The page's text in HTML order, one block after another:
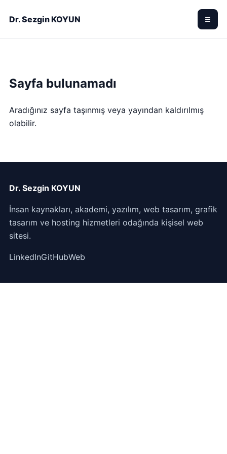
Dr. Sezgin KOYUN ☰
Sayfa bulunamadı
Aradığınız sayfa taşınmış veya yayından kaldırılmış
olabilir.
Dr. Sezgin KOYUN
İnsan kaynakları, akademi, yazılım, web tasarım, grafik
tasarım ve hosting hizmetleri odağında kişisel web
sitesi.
LinkedInGitHubWeb